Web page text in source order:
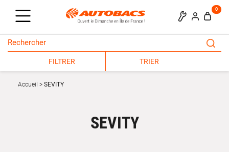
0
FILTRER TRIER
Accueil SEVITY
SEVITY